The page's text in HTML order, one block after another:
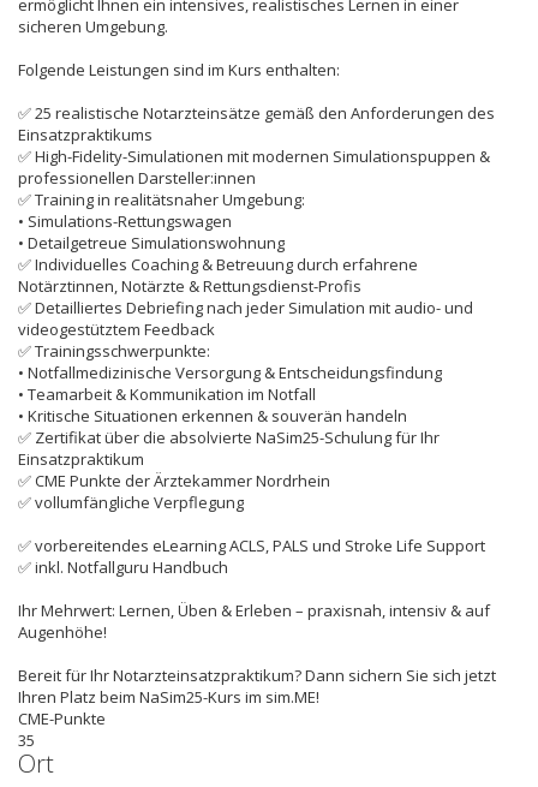
ermöglicht Ihnen ein intensives, realistisches Lernen in einer
sicheren Umgebung.
Folgende Leistungen sind im Kurs enthalten:
✅ 25 realistische Notarzteinsätze gemäß den Anforderungen des
Einsatzpraktikums
✅ High-Fidelity-Simulationen mit modernen Simulationspuppen &
professionellen Darsteller:innen
✅ Training in realitätsnaher Umgebung:
• Simulations-Rettungswagen
• Detailgetreue Simulationswohnung
✅ Individuelles Coaching & Betreuung durch erfahrene
Notärztinnen, Notärzte & Rettungsdienst-Profis
✅ Detailliertes Debriefing nach jeder Simulation mit audio- und
videogestütztem Feedback
✅ Trainingsschwerpunkte:
• Notfallmedizinische Versorgung & Entscheidungsfindung
• Teamarbeit & Kommunikation im Notfall
• Kritische Situationen erkennen & souverän handeln
✅ Zertifikat über die absolvierte NaSim25-Schulung für Ihr
Einsatzpraktikum
✅ CME Punkte der Ärztekammer Nordrhein
✅ vollumfängliche Verpflegung
✅ vorbereitendes eLearning ACLS, PALS und Stroke Life Support
✅ inkl. Notfallguru Handbuch
Ihr Mehrwert: Lernen, Üben & Erleben – praxisnah, intensiv & auf
Augenhöhe!
Bereit für Ihr Notarzteinsatzpraktikum? Dann sichern Sie sich jetzt
Ihren Platz beim NaSim25-Kurs im sim.ME!
CME-Punkte
35
Ort